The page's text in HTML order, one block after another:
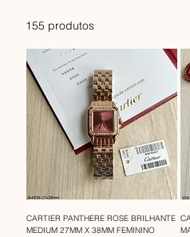
155 produtos
CARTIER PANTHERE ROSE BRILHANTE
MEDIUM 27MM X 38MM FEMININO